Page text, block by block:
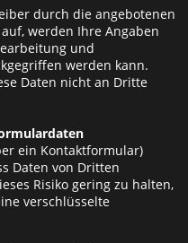
durch die angebotenen
werden Ihre Angaben
und
werden kann.
Daten nicht an Dritte
ein Kontaktformular)
Daten von Dritten
Risiko gering zu halten,
verschlüsselte